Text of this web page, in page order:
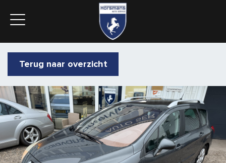
Terug naar overzicht